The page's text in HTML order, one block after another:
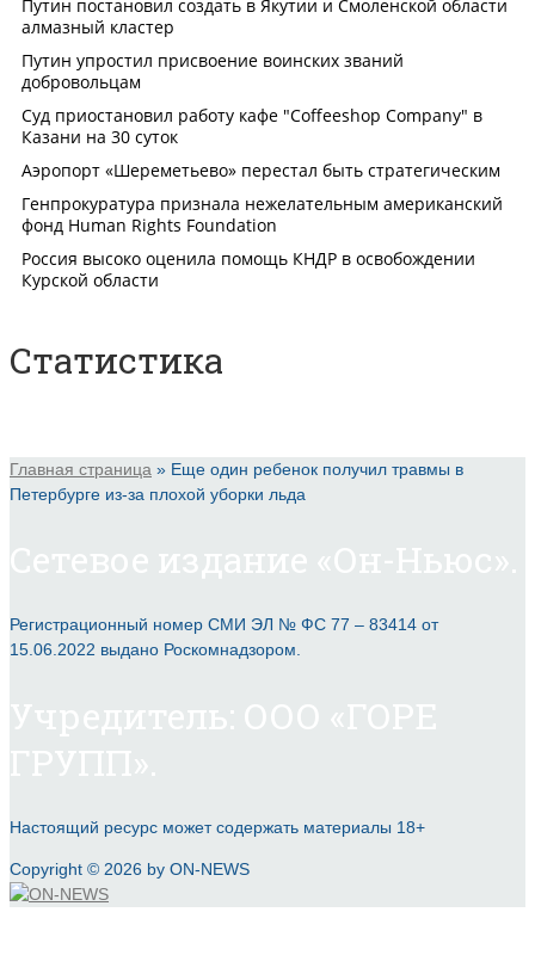
Статистика
Главная страница » Еще один ребенок получил травмы в
Петербурге из-за плохой уборки льда
Регистрационный номер СМИ ЭЛ № ФС 77 – 83414 от
15.06.2022 выдано Роскомнадзором.
Настоящий ресурс может содержать материалы 18+
Copyright © 2026 by ON-NEWS